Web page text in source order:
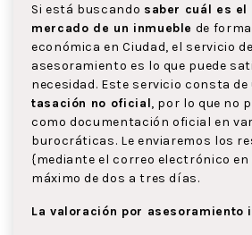
Si está buscando saber cuál es el
mercado de un inmueble de
económica en Ciudad, el servicio
asesoramiento es lo que puede
necesidad. Este servicio consta de
tasación no oficial, por lo que no
como documentación oficial en
burocráticas. Le enviaremos los
{mediante el correo electrónico
máximo de dos a tres días.
La valoración por asesoramiento